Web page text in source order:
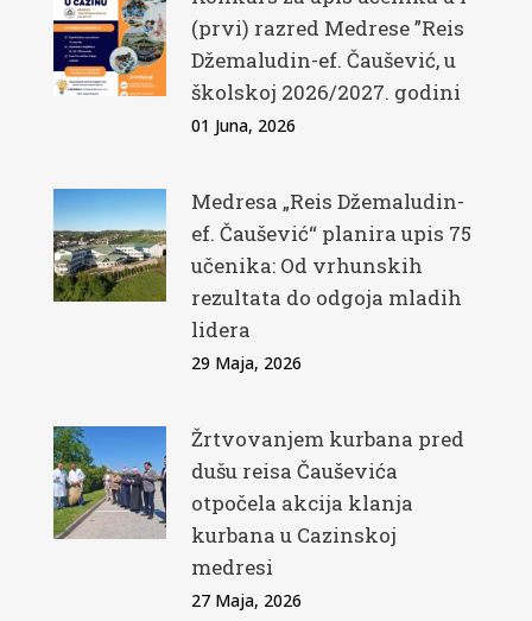
(prvi) razred Medrese ”Reis
Džemaludin-ef. Čaušević, u
školskoj 2026/2027. godini
01 Juna, 2026
Medresa „Reis Džemaludin-
ef. Čaušević“ planira upis 75
učenika: Od vrhunskih
rezultata do odgoja mladih
lidera
29 Maja, 2026
Žrtvovanjem kurbana pred
dušu reisa Čauševića
otpočela akcija klanja
kurbana u Cazinskoj
medresi
27 Maja, 2026